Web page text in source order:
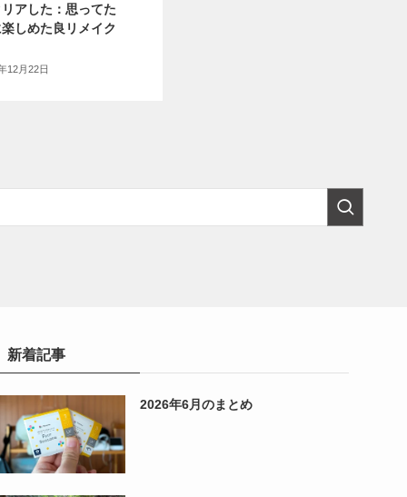
アした：思ってた
しめた良リメイク
12月22日
新着記事
2026年6月のまとめ